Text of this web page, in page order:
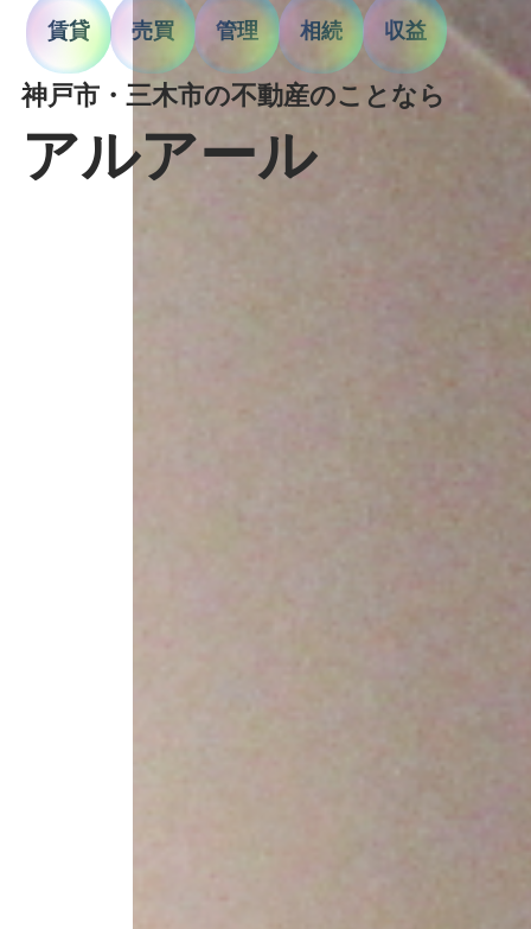
賃貸 売買 管理 相続 収益
神戸市・三木市の不動産のことなら
アルアール